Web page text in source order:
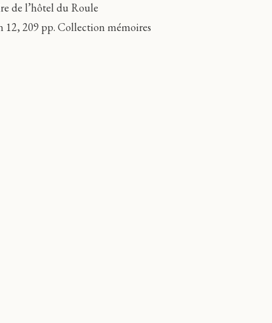
de l’hôtel du Roule
12, 209 pp. Collection mémoires